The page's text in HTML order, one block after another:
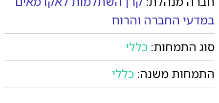
במדעי החברה והרוח
סוג התמחות: כללי
התמחות משנה: כללי